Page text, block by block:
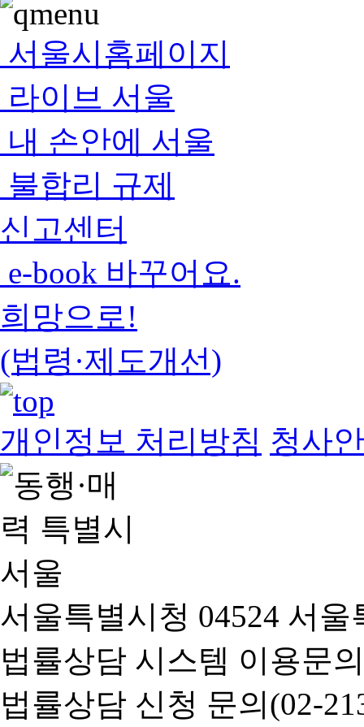
서울시홈페이지
라이브 서울
내 손안에 서울
불합리 규제
신고센터
e-book 바꾸어요.
희망으로!
(법령·제도개선)
개인정보 처리방침 청사
서울특별시청 04524 서
법률상담 시스템 이용문
법률상담 신청 문의(02-